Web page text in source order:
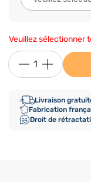
Veuillez sélectionner
Livraison
Fabrication
Droit de